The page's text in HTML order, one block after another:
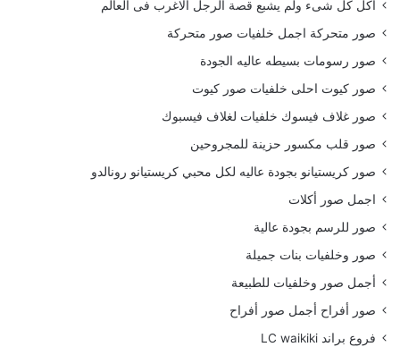
أكل كل شىء ولم يشبع قصة الرجل الاغرب فى العالم
صور متحركة اجمل خلفيات صور متحركة
صور رسومات بسيطه عاليه الجودة
صور كيوت احلى خلفيات صور كيوت
صور غلاف فيسوك خلفيات لغلاف فيسبوك
صور قلب مكسور حزينة للمجروحين
صور كريستيانو بجودة عاليه لكل محبي كريستيانو رونالدو
اجمل صور أكلات
صور للرسم بجودة عالية
صور وخلفيات بنات جميلة
أجمل صور وخلفيات للطبيعة
صور أفراح أجمل صور أفراح
فروع براند LC waikiki